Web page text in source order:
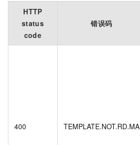
HTTP
status
code
错误码
400 TEMPLATE.NOT.RD.MA